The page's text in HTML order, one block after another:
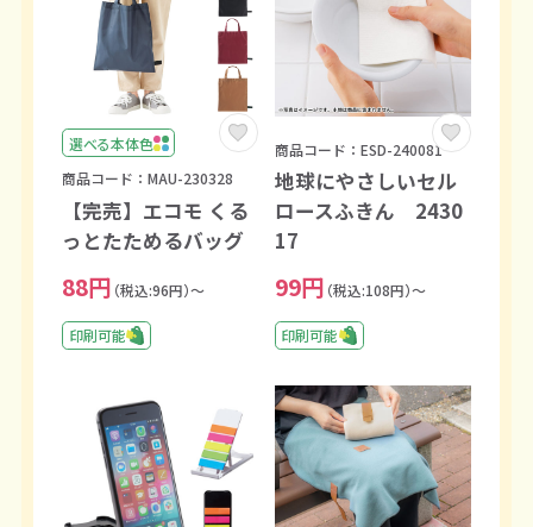
選べる本体色
商品コード：MAU-230328
【完売】エコモ くる
っとたためるバッグ
88円 （税込:96円）～
印刷可能
商品コード：ESD-240081
地球にやさしいセル
ロースふきん 2430
17
99円 （税込:108円）～
印刷可能